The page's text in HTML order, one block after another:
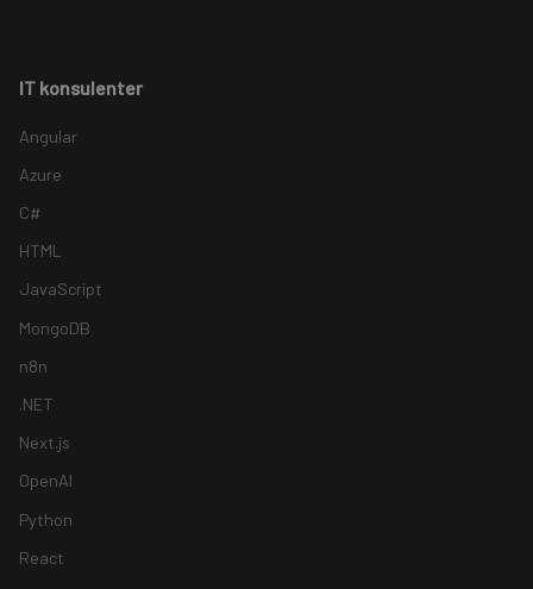
IT konsulenter
Angular
Azure
C#
HTML
JavaScript
MongoDB
n8n
.NET
Next.js
OpenAI
Python
React